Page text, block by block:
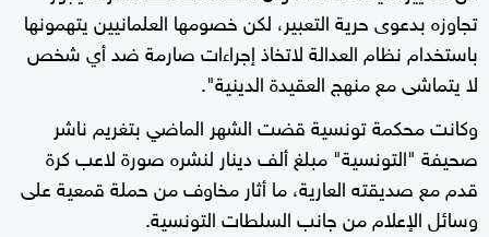
تجاوزه بدعوى حرية التعبير، لكن خصومها العلمانيين يتهمونها
باستخدام نظام العدالة لاتخاذ إجراءات صارمة ضد أي شخص
لا يتماشى مع منهج العقيدة الدينية".
وكانت محكمة تونسية قضت الشهر الماضي بتغريم ناشر
صحيفة "التونسية" مبلغ ألف دينار لنشره صورة لاعب كرة
قدم مع صديقته العارية، ما أثار مخاوف من حملة قمعية على
وسائل الإعلام من جانب السلطات التونسية.